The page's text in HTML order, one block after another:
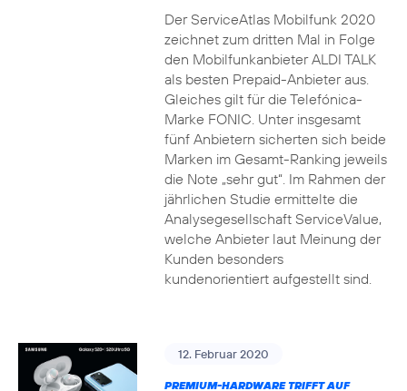
Der ServiceAtlas Mobilfunk 2020
zeichnet zum dritten Mal in Folge
den Mobilfunkanbieter ALDI TALK
als besten Prepaid-Anbieter aus.
Gleiches gilt für die Telefónica-
Marke FONIC. Unter insgesamt
fünf Anbietern sicherten sich beide
Marken im Gesamt-Ranking jeweils
die Note „sehr gut“. Im Rahmen der
jährlichen Studie ermittelte die
Analysegesellschaft ServiceValue,
welche Anbieter laut Meinung der
Kunden besonders
kundenorientiert aufgestellt sind.
12. Februar 2020
PREMIUM-HARDWARE TRIFFT AUF